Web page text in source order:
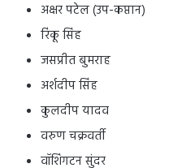
अक्षर पटेल (उप-कप्तान)
रिंकू सिंह
जसप्रीत बुमराह
अर्शदीप सिंह
कुलदीप यादव
वरुण चक्रवर्ती
वॉशिंगटन सुंदर